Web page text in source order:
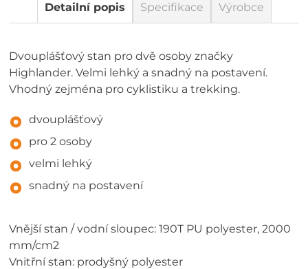
Detailní popis Specifikace Výrobce
Dvouplášťový stan pro dvě osoby značky
Highlander. Velmi lehký a snadný na postavení.
Vhodný zejména pro cyklistiku a trekking.
dvouplášťový
pro 2 osoby
velmi lehký
snadný na postavení
Vnější stan / vodní sloupec: 190T PU polyester, 2000
mm/cm2
Vnitřní stan: prodyšný polyester